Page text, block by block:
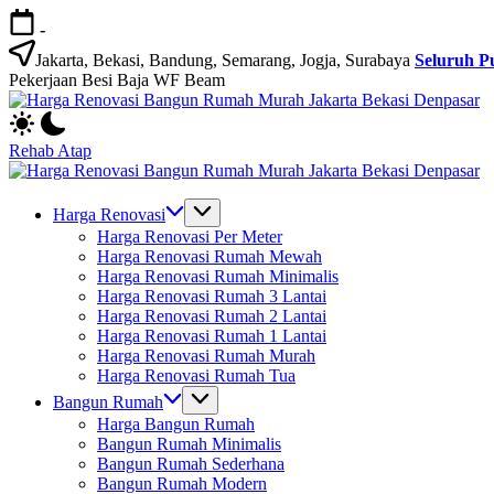
Skip
to
content
-
Jakarta, Bekasi, Bandung, Semarang, Jogja, Surabaya Seluruh
Pekerjaan Besi Baja WF Beam
Jasa
Bangun
Rumah
dan
Rumah
Rehab Atap
Bangun
Rumah
Harga Renovasi
Harga Renovasi Per Meter
Harga Renovasi Rumah Mewah
Harga Renovasi Rumah Minimalis
Harga Renovasi Rumah 3 Lantai
Harga Renovasi Rumah 2 Lantai
Harga Renovasi Rumah 1 Lantai
Harga Renovasi Rumah Murah
Harga Renovasi Rumah Tua
Bangun Rumah
Harga Bangun Rumah
Bangun Rumah Minimalis
Bangun Rumah Sederhana
Bangun Rumah Modern